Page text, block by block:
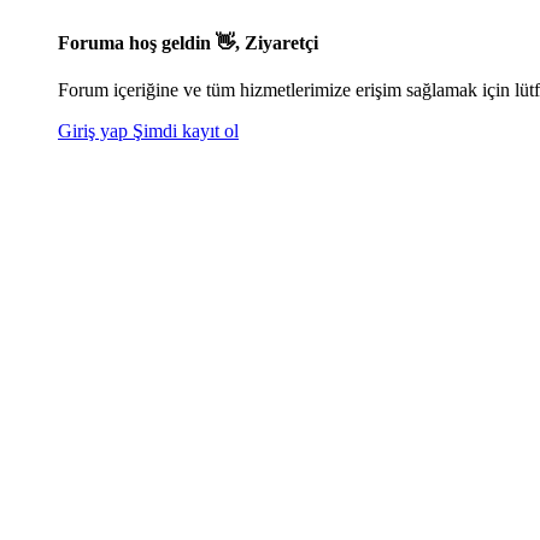
Foruma hoş geldin 👋, Ziyaretçi
Forum içeriğine ve tüm hizmetlerimize erişim sağlamak için
Giriş yap Şimdi kayıt ol